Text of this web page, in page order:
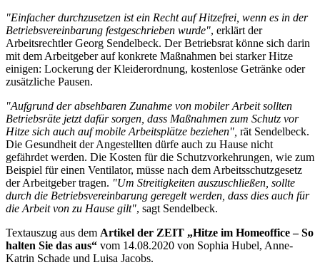
"Einfacher durchzusetzen ist ein Recht auf Hitzefrei, wenn es in der
Betriebsvereinbarung festgeschrieben wurde", erklärt der
Arbeitsrechtler Georg Sendelbeck. Der Betriebsrat könne sich darin
mit dem Arbeitgeber auf konkrete Maßnahmen bei starker Hitze
einigen: Lockerung der Kleiderordnung, kostenlose Getränke oder
zusätzliche Pausen.
"Aufgrund der absehbaren Zunahme von mobiler Arbeit sollten
Betriebsräte jetzt dafür sorgen, dass Maßnahmen zum Schutz vor
Hitze sich auch auf mobile Arbeitsplätze beziehen", rät Sendelbeck.
Die Gesundheit der Angestellten dürfe auch zu Hause nicht
gefährdet werden. Die Kosten für die Schutzvorkehrungen, wie zum
Beispiel für einen Ventilator, müsse nach dem Arbeitsschutzgesetz
der Arbeitgeber tragen. "Um Streitigkeiten auszuschließen, sollte
durch die Betriebsvereinbarung geregelt werden, dass dies auch für
die Arbeit von zu Hause gilt", sagt Sendelbeck.
Textauszug aus dem Artikel der ZEIT „Hitze im Homeoffice – So
halten Sie das aus“ vom 14.08.2020 von Sophia Hubel, Anne-
Katrin Schade und Luisa Jacobs.